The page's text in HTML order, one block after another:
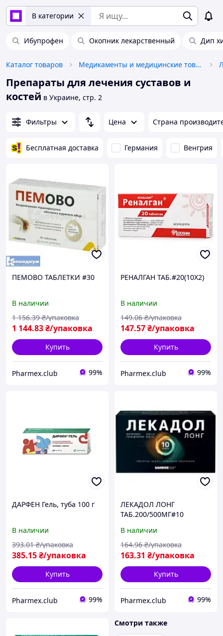
В категории
Ибупрофен Окопник лекарственный Дип
Каталог товаров Медикаменты и медицинские товары
Препараты для лечения суставов и
костей в Украине, стр. 2
Фильтры Цена Страна
Бесплатная доставка Германия Венгрия
ПЕМОВО ТАБЛЕТКИ #30
В наличии
1 144.83₴/упаковка
1 156.39 ₴/упаковка
Купить
Pharmex.club 99%
РЕНАЛГАН ТАБ.#20(10Х2)
В наличии
147.57₴/упаковка
149.06 ₴/упаковка
Купить
Pharmex.club 99%
ДАРФЕН Гель, туба 100 г
В наличии
385.15₴/упаковка
393.01 ₴/упаковка
Купить
Pharmex.club 99%
ЛЕКАДОЛ ЛОНГ
ТАБ.200/500МГ#10
В наличии
163.31 ₴/упаковка
164.96 ₴/упаковка
Купить
Pharmex.club 99%
Смотри также